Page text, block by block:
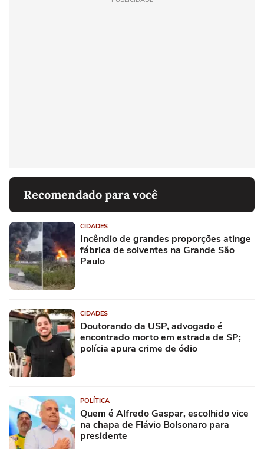
Recomendado para você
CIDADES
Incêndio de grandes proporções atinge
fábrica de solventes na Grande São
Paulo
CIDADES
Doutorando da USP, advogado é
encontrado morto em estrada de SP;
polícia apura crime de ódio
POLÍTICA
Quem é Alfredo Gaspar, escolhido vice
na chapa de Flávio Bolsonaro para
presidente